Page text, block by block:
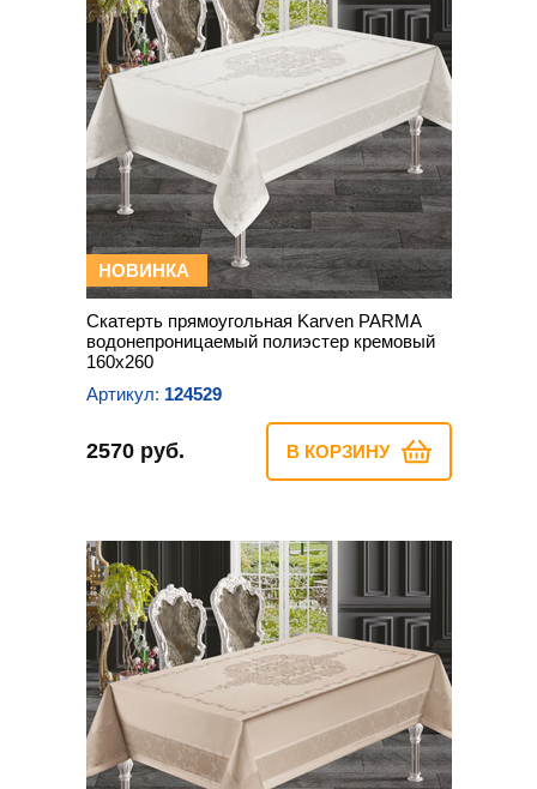
НОВИНКА
Скатерть прямоугольная Karven PARMA
водонепроницаемый полиэстер кремовый
160х260
Артикул: 124529
2570 руб. В КОРЗИНУ